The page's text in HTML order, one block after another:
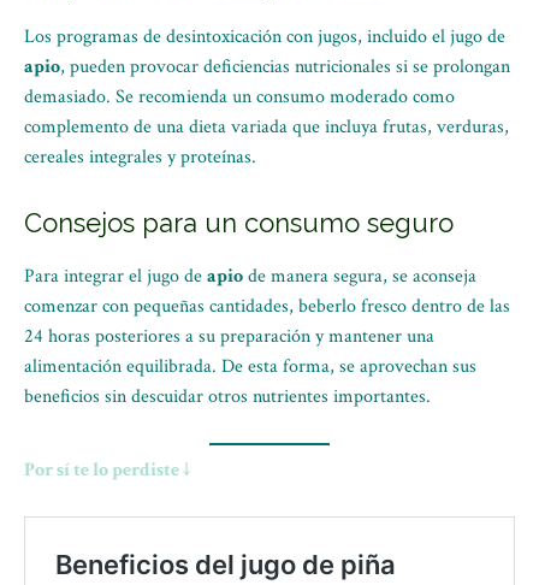
Los programas de desintoxicación con jugos, incluido el jugo de
apio, pueden provocar deficiencias nutricionales si se prolongan
demasiado. Se recomienda un consumo moderado como
complemento de una dieta variada que incluya frutas, verduras,
cereales integrales y proteínas.
Consejos para un consumo seguro
Para integrar el jugo deapiode manera segura, se aconseja
comenzar con pequeñas cantidades, beberlo fresco dentro de las
24 horas posteriores a su preparación y mantener una
alimentación equilibrada. De esta forma, se aprovechan sus
beneficios sin descuidar otros nutrientes importantes.
Por sí te lo perdiste ↓